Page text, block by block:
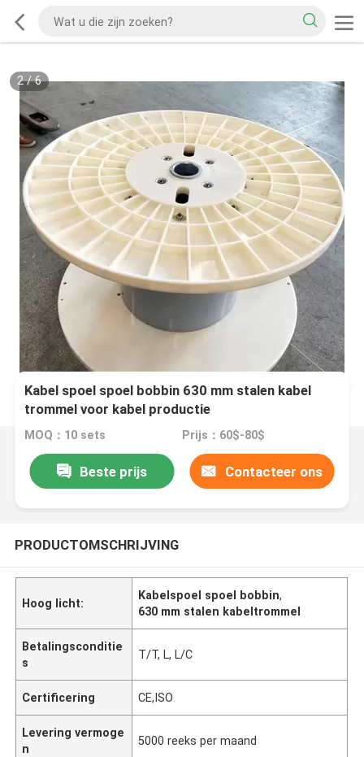
2/6
Kabel spoel spoel bobbin 630 mm stalen kabel
trommel voor kabel productie
MOQ：10 sets Prijs：60$-80$
Beste prijs Contacteer ons
PRODUCTOMSCHRIJVING
Hoog licht:
Kabelspoel spoel bobbin,
630 mm stalen kabeltrommel
Betalingsconditie
s
T/T, L, L/C
Certificering CE,ISO
Levering vermoge
n
5000 reeks per maand